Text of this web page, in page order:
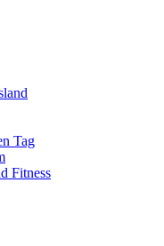
Tag
Fitness